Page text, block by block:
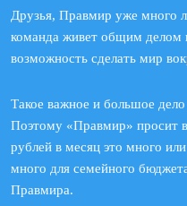
Друзья, Правмир уже много
команда живет общим делом
возможность сделать мир
Такое важное и большое
Поэтому «Правмир» просит
рублей в месяц это много
много для семейного
Правмира.